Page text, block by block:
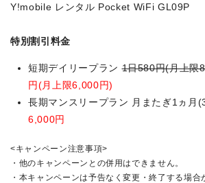
Y!mobile レンタル Pocket WiFi GL09P
特別割引料金
短期デイリープラン1日580円(月上限
円(月上限6,000円)
長期マンスリープラン 月またぎ1ヵ月
6,000円
<キャンペーン注意事項>
・他のキャンペーンとの併用はできません。
・本キャンペーンは予告なく変更・終了する場合